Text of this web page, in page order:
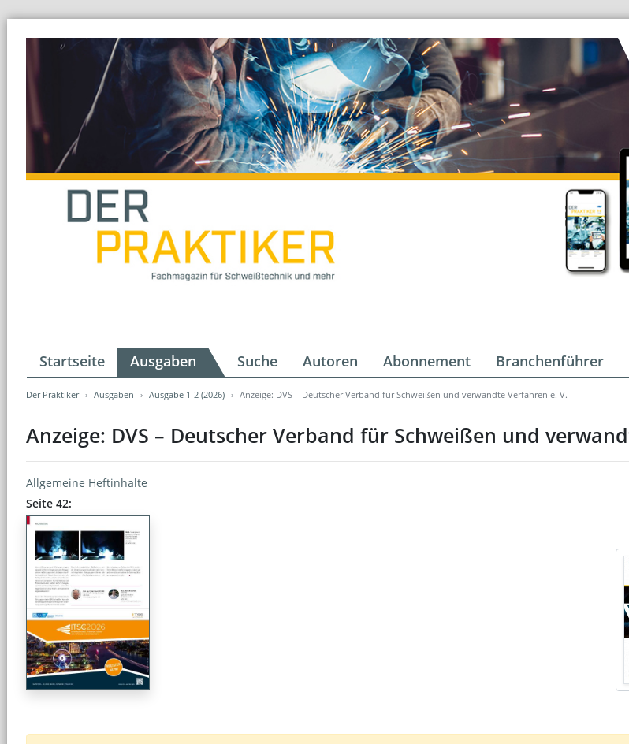
Startseite Ausgaben Suche Autoren Abonnement Branchenführer
Der Praktiker Ausgaben Ausgabe 1-2 (2026) Anzeige: DVS – Deutscher Verband für Schweißen und verwandte Verfahren e. V.
Anzeige: DVS – Deutscher Verband für Schweißen und
Allgemeine Heftinhalte
Seite 42: